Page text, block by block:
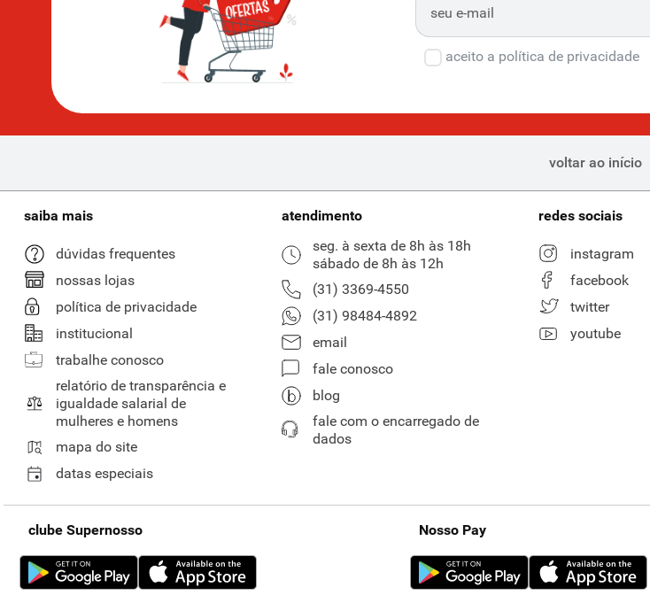
aceito a política de privacidade
voltar ao início
saiba mais
dúvidas frequentes
nossas lojas
política de privacidade
institucional
trabalhe conosco
relatório de transparência e
igualdade salarial de
mulheres e homens
mapa do site
datas especiais
atendimento
seg. à sexta de 8h às 18h
sábado de 8h às 12h
(31) 3369-4550
(31) 98484-4892
email
fale conosco
blog
fale com o encarregado de
dados
redes sociais
instagram
facebook
twitter
youtube
clube Supernosso Nosso Pay